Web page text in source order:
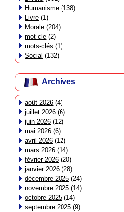
Humanisme (138)
Livre (1)
Morale (204)
mot cle (2)
mots-clés (1)
Social (132)
Archives
août 2026 (4)
juillet 2026 (6)
juin 2026 (12)
mai 2026 (6)
avril 2026 (12)
mars 2026 (14)
février 2026 (20)
janvier 2026 (28)
décembre 2025 (24)
novembre 2025 (14)
octobre 2025 (14)
septembre 2025 (9)